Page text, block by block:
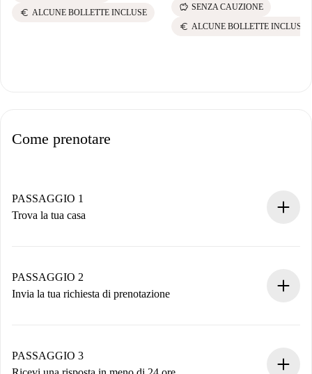
euro ALCUNE BOLLETTE INCLUSE savings SENZA CAUZIONE
euro ALCUNE BOLLETTE INCLUSE
Come prenotare
PASSAGGIO 1
Trova la tua casa
Hai tutte le informazioni necessarie in anticipo.
PASSAGGIO 2
Invia la tua richiesta di prenotazione
non accetta.
PASSAGGIO 3